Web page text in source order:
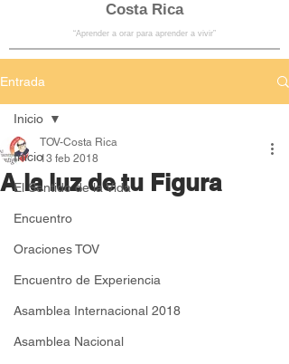
Costa Rica
“Aprender a orar para aprender a vivir”
Entrada
Inicio
El Sentido de la Vida
Encuentro
Oraciones TOV
Encuentro de Experiencia
Asamblea Internacional 2018
Asamblea Nacional
Inicio
A la luz de tu Figura
TOV-Costa Rica
13 feb 2018